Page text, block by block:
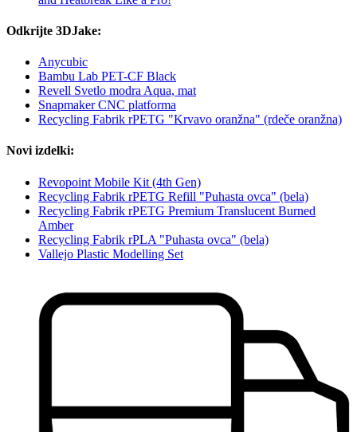
Odkrijte 3DJake:
Anycubic
Bambu Lab PET-CF Black
Revell Svetlo modra Aqua, mat
Snapmaker CNC platforma
Recycling Fabrik rPETG "Krvavo oranžna" (rdeče oranžna)
Novi izdelki:
Revopoint Mobile Kit (4th Gen)
Recycling Fabrik rPETG Refill "Puhasta ovca" (bela)
Recycling Fabrik rPETG Premium Translucent Burned
Amber
Recycling Fabrik rPLA "Puhasta ovca" (bela)
Vallejo Plastic Modelling Set